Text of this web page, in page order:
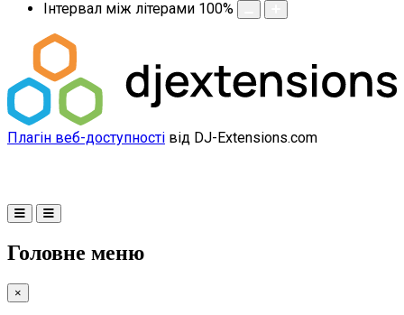
Інтервал між літерами 100%
Плагін веб-доступності від DJ-Extensions.com
Головне меню
×